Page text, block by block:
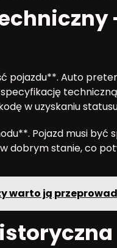
pojazdu**. Auto
w uzyskaniu
Pojazd musi być
dobrym stanie, co
warto ją